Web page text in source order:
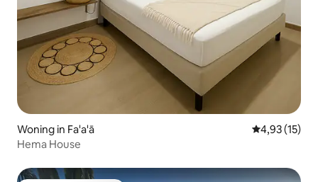
Woning in Fa'a'ā Gemiddelde
4,93 (15)
Hema House